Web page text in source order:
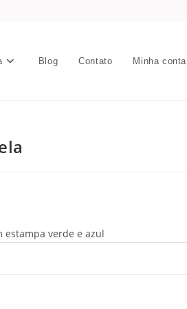
Blog Contato Minha conta
estampa verde e azul